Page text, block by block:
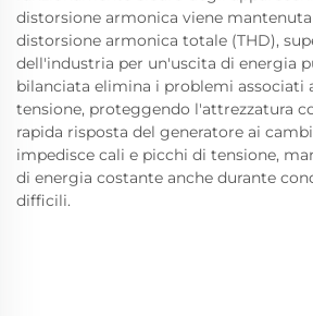
distorsione armonica viene
distorsione armonica totale (THD),
dell'industria per un'uscita di energia
bilanciata elimina i problemi associati
tensione, proteggendo l'attrezzatura
rapida risposta del generatore ai
impedisce cali e picchi di tensione,
di energia costante anche durante
difficili.